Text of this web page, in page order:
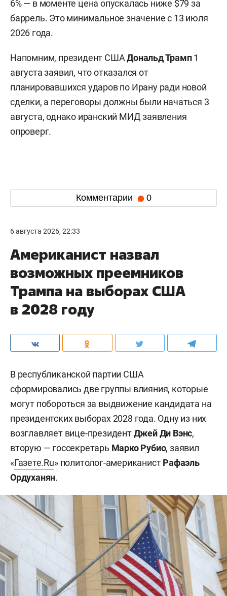
6% — в моменте цена опускалась ниже $79 за
баррель. Это минимальное значение с 13 июля
2026 года.
Напомним, президент СШАДональд Трамп1
августа заявил, что отказался от
планировавшихся ударов по Ирану ради новой
сделки, а переговоры должны были начаться 3
августа, однако иранский МИД заявления
опроверг.
Комментарии 0
6 августа 2026, 22:33
Американист назвал
возможных преемников
Трампа на выборах США
в 2028 году
В республиканской партии США
сформировались две группы влияния, которые
могут побороться за выдвижение кандидата на
президентских выборах 2028 года. Одну из них
возглавляет вице-президентДжей Ди Вэнс,
вторую — госсекретарь Марко Рубио, заявил
«Газете.Ru» политолог-американистРафаэль
Ордуханян.